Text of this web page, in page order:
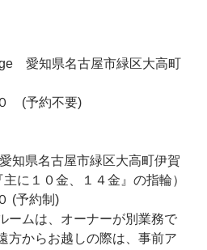
愛知県名古屋市緑区大高町
(予約不要)
知県名古屋市緑区大高町伊賀
に１０金、１４金』の指輪）
(予約制)
ムは、オーナーが別業務で
方からお越しの際は、事前ア